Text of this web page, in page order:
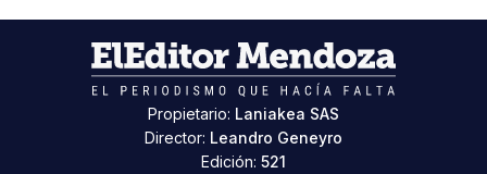
Propietario: Laniakea SAS
Director: Leandro Geneyro
Edición: 521